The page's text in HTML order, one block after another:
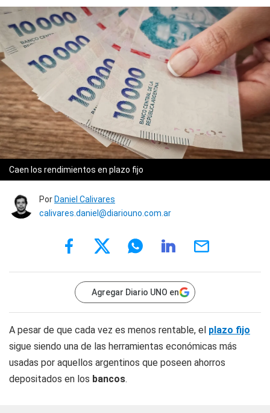
Caen los rendimientos en plazo fijo
Por Daniel Calivares
calivares.daniel@diariouno.com.ar
Agregar Diario UNO en
A pesar de que cada vez es menos rentable, el plazo fijo
sigue siendo una de las herramientas económicas más
usadas por aquellos argentinos que poseen ahorros
depositados en los bancos.